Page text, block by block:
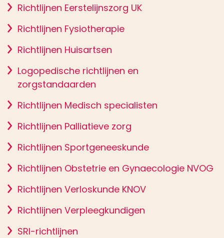
Richtlijnen Eerstelijnszorg UK
Richtlijnen Fysiotherapie
Richtlijnen Huisartsen
Logopedische richtlijnen en
zorgstandaarden
Richtlijnen Medisch specialisten
Richtlijnen Palliatieve zorg
Richtlijnen Sportgeneeskunde
Richtlijnen Obstetrie en Gynaecologie NVOG
Richtlijnen Verloskunde KNOV
Richtlijnen Verpleegkundigen
SRI-richtlijnen